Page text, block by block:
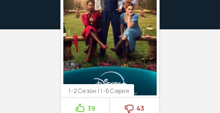
1-2 Сезон | 1-6 Серия
39
43